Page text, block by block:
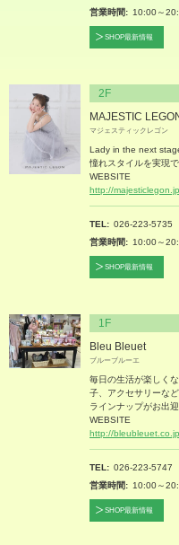
営業時間
10:00～
SHOP最新情報
2F
MAJESTIC
マジェスティックレゴン
Lady in the next
憧れスタイルを実現
WEBSITE
http://
TEL
026-223-5735
営業時間
10:00～
SHOP最新情報
1F
Bleu Bleuet
ブルーブルーエ
毎日の生活が楽しく
子、アクセサリーな
ラインナップがお出迎
WEBSITE
http://bleubleuet.co.jp
TEL
026-223-5747
営業時間
10:00～
SHOP最新情報